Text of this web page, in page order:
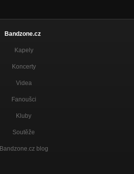
Bandzone.cz
Kapely
Koncerty
Videa
Fanoušci
Kluby
Soutěže
Bandzone.cz blog